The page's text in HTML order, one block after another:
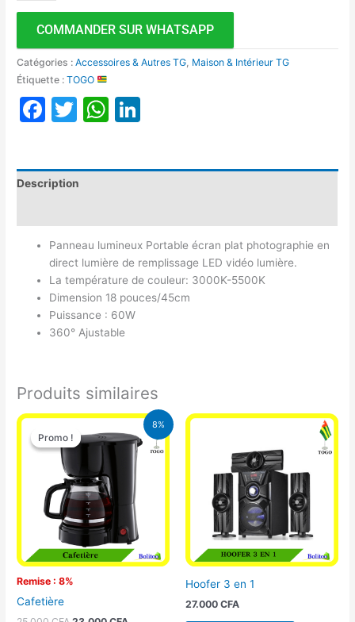
COMMANDER SUR WHATSAPP
Catégories :Accessoires & Autres TG Maison & Intérieur TG
Étiquette :TOGO
Facebook
TwitterWhatsApp
Description
Panneau lumineux Portable écran plat photographie en
direct lumière de remplissage LED vidéo lumière.
La température de couleur: 3000K-5500K
Dimension 18 pouces/45cm
Puissance : 60W
360° Ajustable
Produits similaires
8%
Promo !
Remise : 8%
Promo !
Cafetière
Le
prix
initial
25.000 CFA.
Le
prix
actuel
est :
23.000 CFA.
Hoofer 3 en 1
27.000 CFA